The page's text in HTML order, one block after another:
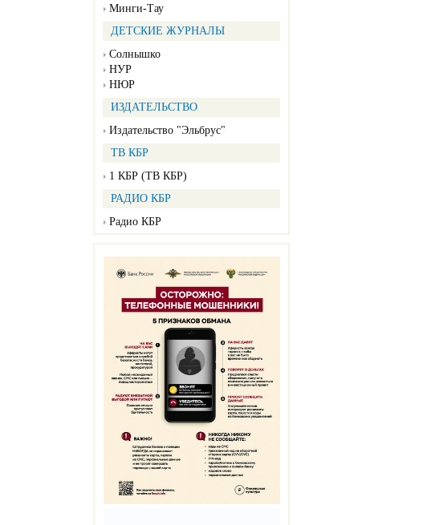
Минги-Тау
ДЕТСКИЕ ЖУРНАЛЫ
Солнышко
НУР
НЮР
ИЗДАТЕЛЬСТВО
Издательство "Эльбрус"
ТВ КБР
1 КБР (ТВ КБР)
РАДИО КБР
Радио КБР